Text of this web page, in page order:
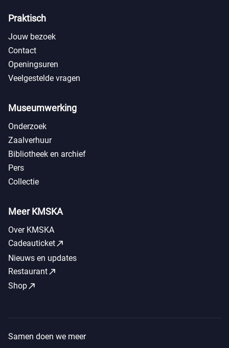
Praktisch
Jouw bezoek
Contact
Openingsuren
Veelgestelde vragen
Museumwerking
Onderzoek
Zaalverhuur
Bibliotheek en archief
Pers
Collectie
Meer KMSKA
Over KMSKA
Cadeauticketcall_made
Nieuws en updates
Restaurantcall_made
Shopcall_made
Samen doen we meer